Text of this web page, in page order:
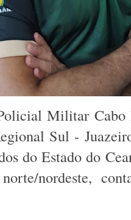
Militar
Sul -
do Estado do
nordeste,